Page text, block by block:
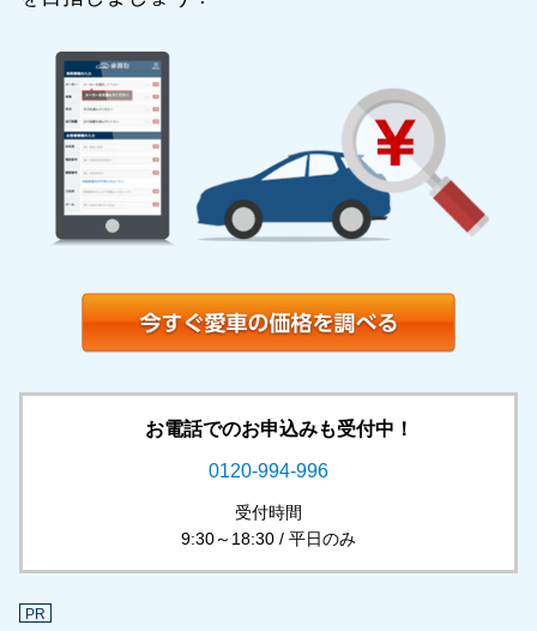
お電話でのお申込みも受付中！
0120-994-996
受付時間
9:30～18:30 / 平日のみ
PR